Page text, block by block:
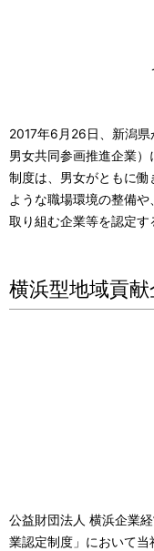
2017年6月26日、新潟
男女共同参画推進企業
制度は、男女がともに
ような職場環境の整備
取り組む企業等を認定す
横浜型地域貢
公益財団法人 横浜企業
業認定制度」において